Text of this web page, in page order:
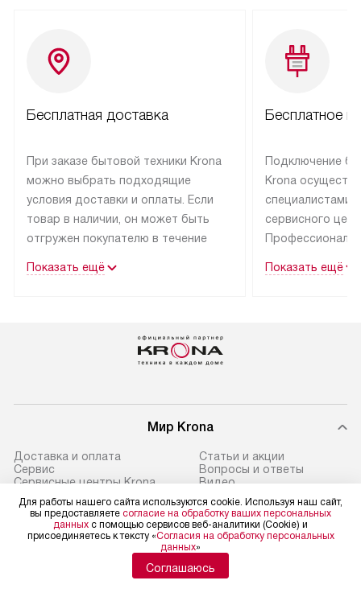
Бесплатная доставка
При заказе бытовой техники Krona
можно выбрать подходящие
условия доставки и оплаты. Если
товар в наличии, он может быть
отгружен покупателю в течение
оплачивается дополнительно.
Возможна доставка товаров
Показать ещё
Бесплатное
Подключение
Krona
специалистами
сервисного
эксплуатации
Показать ещё
Мир Krona
Доставка и оплата
Сервис
Сервисные центры Krona
Ремонт
Подборщик вытяжек
Статьи и акции
Вопросы и ответы
Видео
Контакты
Для работы нашего сайта используются cookie. Используя наш сайт,
вы предоставляете согласие на обработку ваших персональных
данных с помощью сервисов веб-аналитики (Cookie) и
присоединяетесь к тексту «Согласия на обработку персональных
данных»
Соглашаюсь